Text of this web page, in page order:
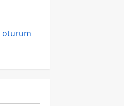
oturum